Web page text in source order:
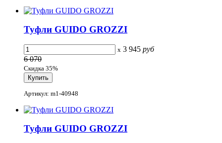
Туфли GUIDO GROZZI
x 3 945 руб
6 070
Скидка 35%
Артикул: m1-40948
Туфли GUIDO GROZZI